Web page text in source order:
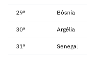
29º Bósnia
30º Argélia
31º Senegal